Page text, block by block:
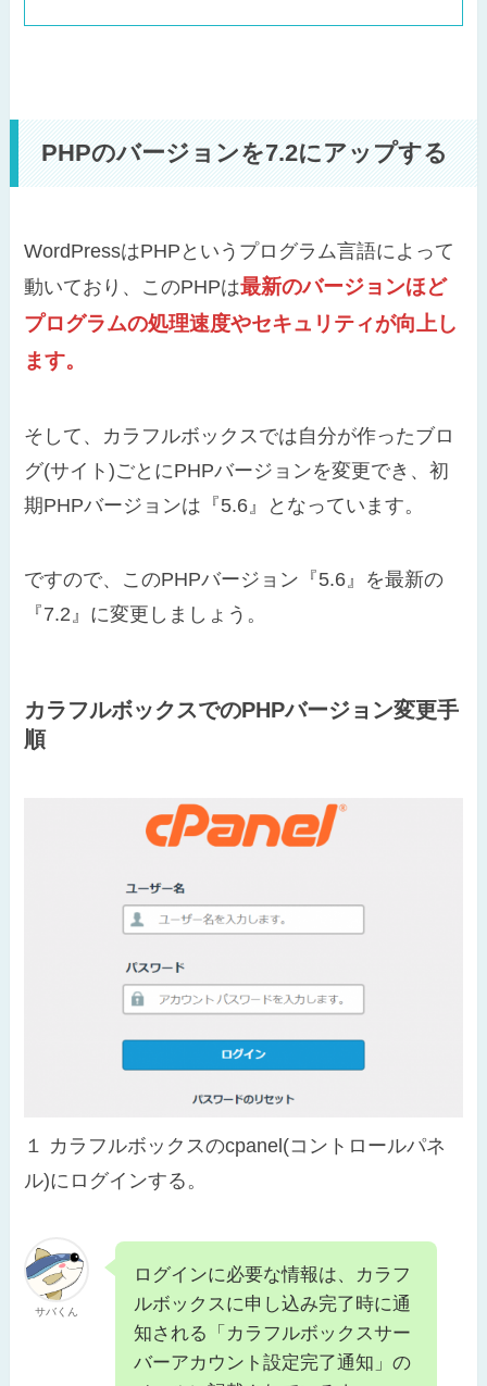
PHPのバージョンを7.2にアップする
WordPressはPHPというプログラム言語によって
動いており、このPHPは最新のバージョンほど
プログラムの処理速度やセキュリティが向上し
ます。
そして、カラフルボックスでは自分が作ったブロ
グ(サイト)ごとにPHPバージョンを変更でき、初
期PHPバージョンは『5.6』となっています。
ですので、このPHPバージョン『5.6』を最新の
『7.2』に変更しましょう。
カラフルボックスでのPHPバージョン変更手
順
１ カラフルボックスのcpanel(コントロールパネ
ル)にログインする。
サバくん
ログインに必要な情報は、カラフ
ルボックスに申し込み完了時に通
知される「カラフルボックスサー
バーアカウント設定完了通知」の